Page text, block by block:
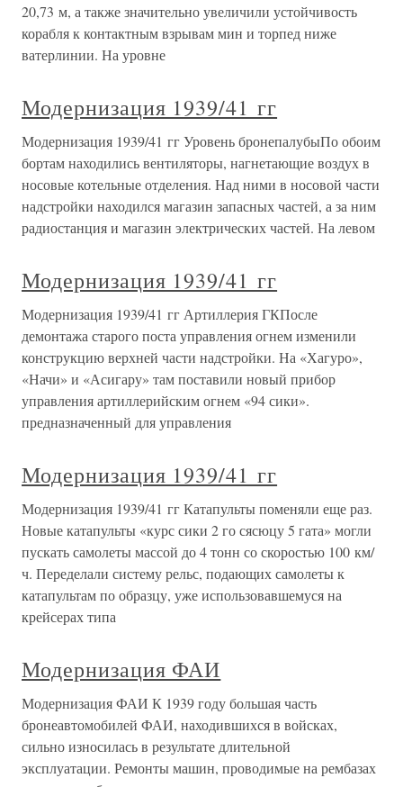
20,73 м, а также значительно увеличили устойчивость
корабля к контактным взрывам мин и торпед ниже
ватерлинии. На уровне
Модернизация 1939/41 гг
Модернизация 1939/41 гг Уровень бронепалубыПо обоим
бортам находились вентиляторы, нагнетающие воздух в
носовые котельные отделения. Над ними в носовой части
надстройки находился магазин запасных частей, а за ним
радиостанция и магазин электрических частей. На левом
Модернизация 1939/41 гг
Модернизация 1939/41 гг Артиллерия ГКПосле
демонтажа старого поста управления огнем изменили
конструкцию верхней части надстройки. На «Хагуро»,
«Начи» и «Асигару» там поставили новый прибор
управления артиллерийским огнем «94 сики».
предназначенный для управления
Модернизация 1939/41 гг
Модернизация 1939/41 гг Катапульты поменяли еще раз.
Новые катапульты «курс сики 2 го сясюцу 5 гата» могли
пускать самолеты массой до 4 тонн со скоростью 100 км/
ч. Переделали систему рельс, подающих самолеты к
катапультам по образцу, уже использовавшемуся на
крейсерах типа
Модернизация ФАИ
Модернизация ФАИ К 1939 году большая часть
бронеавтомобилей ФАИ, находившихся в войсках,
сильно износилась в результате длительной
эксплуатации. Ремонты машин, проводимые на рембазах